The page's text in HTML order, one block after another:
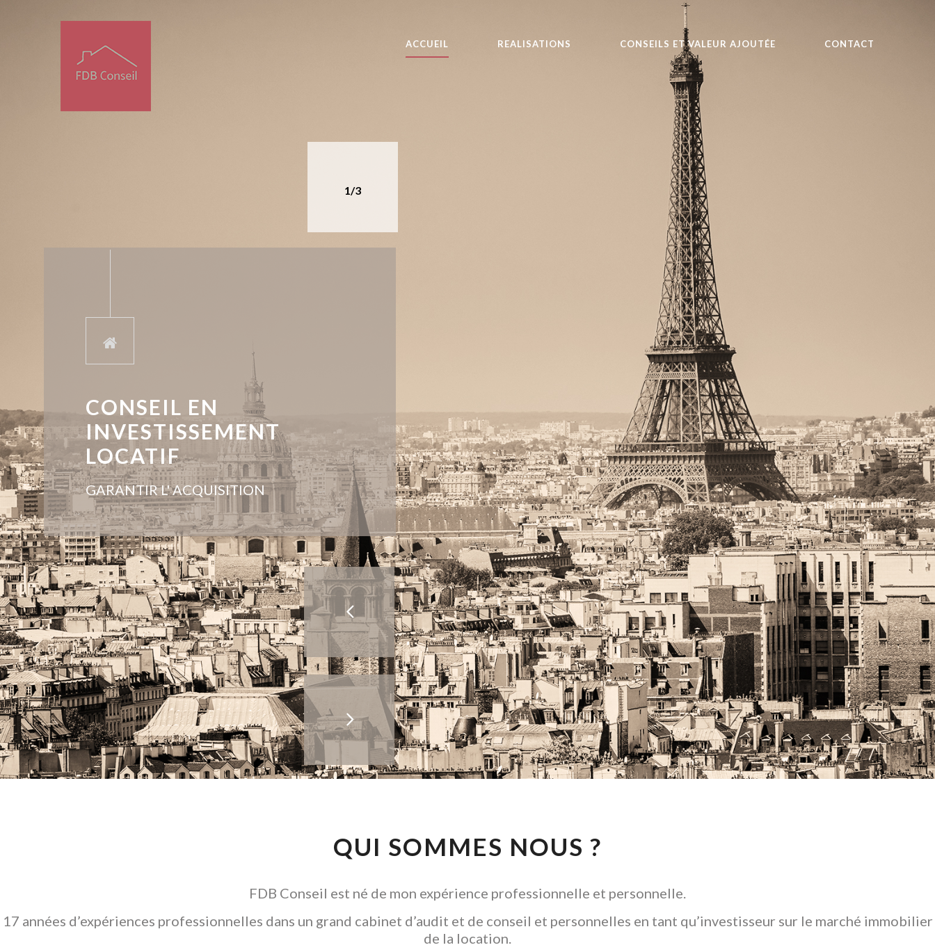
ACCUEIL REALISATIONS CONSEILS ET VALEUR AJOUTÉE CONTACT
CONSEIL EN
INVESTISSEMENT
LOCATIF
GARANTIR L' ACQUISITION
1/3
QUI SOMMES NOUS ?
FDB Conseil est né de mon expérience professionnelle et personnelle.
17 années d’expériences professionnelles dans un grand cabinet d’audit et de conseil et personnelles en tant qu’investisseur sur le marché immobilier
de la location.